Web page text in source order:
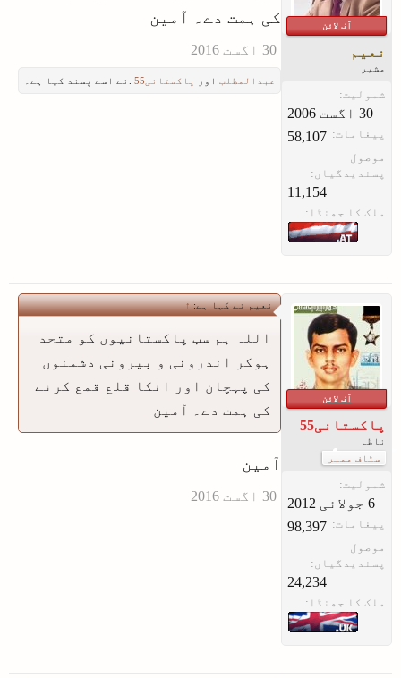
آف لائن
نعیم
مشیر
شمولیت:
پیغامات: 58,107
موصول
پسندیدگیاں:
11,154
ملک کا جھنڈا:
کی ہمت دے۔ آمین
عبدالمطلب اور پاکستانی55 .نے اسے پسند کیا ہے۔
آف لائن
پاکستانی55
ناظم
سٹاف ممبر
شمولیت:
پیغامات: 98,397
موصول
پسندیدگیاں:
24,234
ملک کا جھنڈا:
نعیم نے کہا ہے:↑
اللہ ہم سب پاکستانیوں کو متحد
ہوکر اندرونی و بیرونی دشمنوں
کی پہچان اور انکا قلع قمع کرنے
کی ہمت دے۔ آمین
آمین